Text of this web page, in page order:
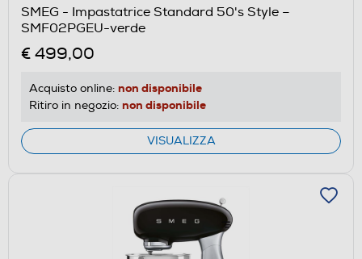
SMEG - Impastatrice Standard 50's Style –
SMF02PGEU-verde
€ 499,00
Acquisto online: non disponibile
Ritiro in negozio: non disponibile
VISUALIZZA